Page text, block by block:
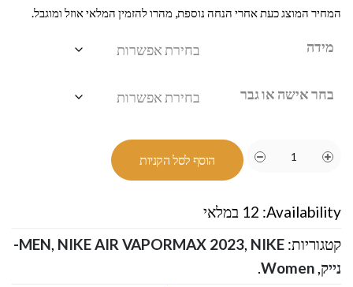
המחיר המוצג כעת אחרי הנחה נוספת, מהרו להזמין המלאי אוזל ומוגבל.
מידה
בחר אישה או גבר
הוסף לסל הקניות
Availability: 12 במלאי
קטגוריות:
MEN, NIKE AIR VAPORMAX 2023,
NIKE-
נייק,
Women
.